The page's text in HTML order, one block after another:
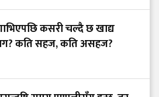
कसरी चल्दै छ खाद्य
कति सहज, कति असहज?